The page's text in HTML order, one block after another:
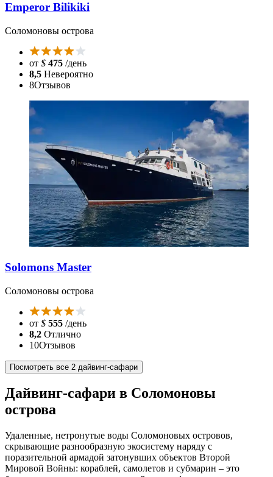
Emperor Bilikiki
Соломоновы острова
от $ 475 /день
8,5 Невероятно
8Отзывов
Solomons Master
Соломоновы острова
от $ 555 /день
8,2 Отлично
10Отзывов
Посмотреть все 2 дайвинг-сафари
Дайвинг-сафари в Соломоновы
острова
Удаленные, нетронутые воды Соломоновых островов,
скрывающие разнообразную экосистему наряду с
поразительной армадой затонувших объектов Второй
Мировой Войны: кораблей, самолетов и субмарин – это